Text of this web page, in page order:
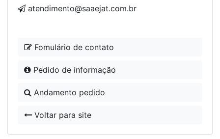
atendimento@saaejat.com.br
Fomulário de contato
Pedido de informação
Andamento pedido
Voltar para site